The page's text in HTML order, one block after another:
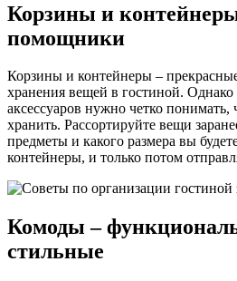
Корзины и
помощники
Корзины и контейнеры –
хранения вещей в гостиной.
аксессуаров нужно четко понимать,
хранить. Рассортируйте вещи
предметы и какого размера вы
контейнеры, и только потом
Комоды –
стильные